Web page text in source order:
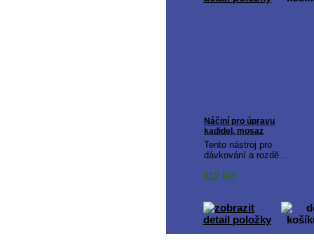
Náčiní pro úpravu
kadidel, mosaz
Tento nástroj pro
dávkování a rozdě...
112 Kč